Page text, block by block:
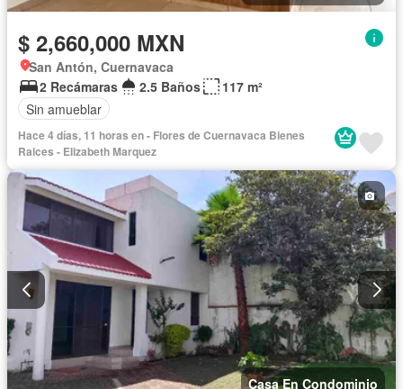
$ 2,660,000 MXN
San Antón, Cuernavaca
2 Recámaras
2.5 Baños
117 m²
Sin amueblar
Hace 4 días, 11 horas en - Flores de Cuernavaca Bienes
Raices - Elizabeth Marquez
Casa En Condominio